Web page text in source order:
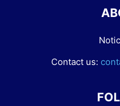
Contact us: